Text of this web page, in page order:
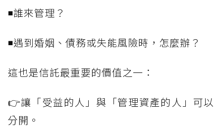
◾誰來管理？
◾遇到婚姻、債務或失能風險時，怎麼辦？
這也是信託最重要的價值之一：
👉讓「受益的人」與「管理資產的人」可以
分開。